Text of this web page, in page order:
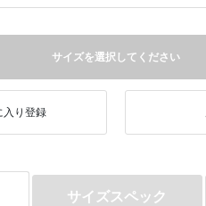
サイズを選択してください
サイズスペック